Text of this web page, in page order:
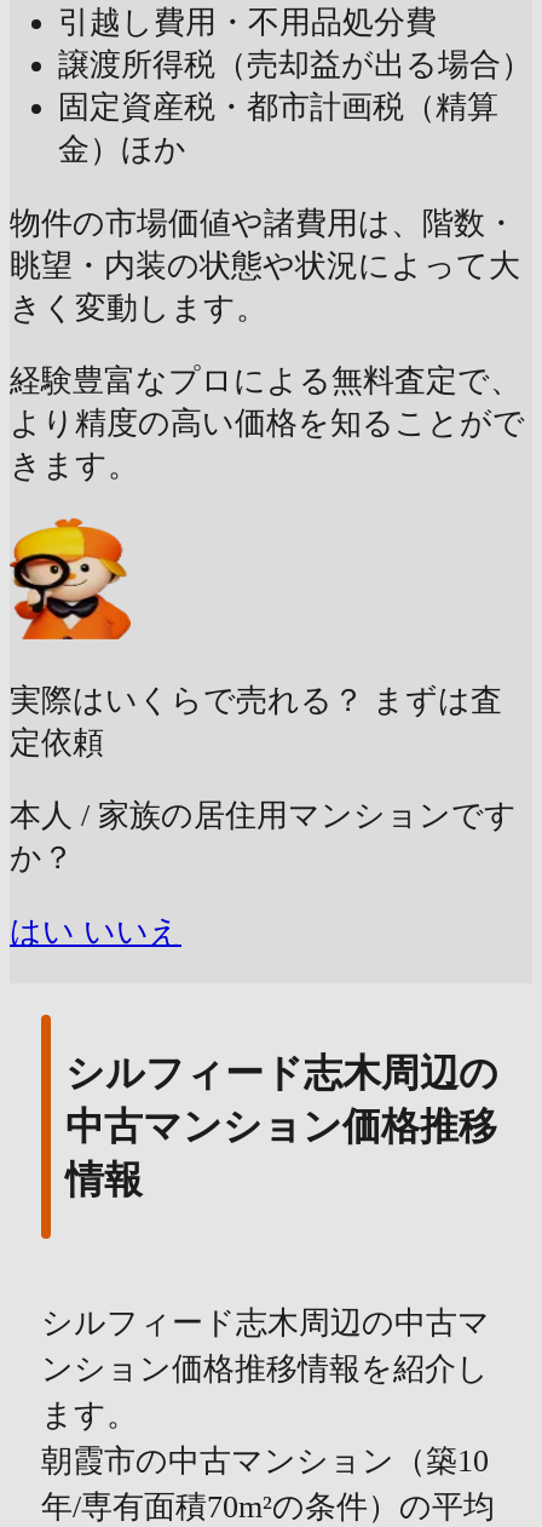
引越し費用・不用品処分費
譲渡所得税（売却益が出る場合）
固定資産税・都市計画税（精算
金）ほか
物件の市場価値や諸費用は、階数・
眺望・内装の状態や状況によって大
きく変動します。
経験豊富なプロによる無料査定で、
より精度の高い価格を知ることがで
きます。
実際はいくらで売れる？
まずは査
定依頼
本人 / 家族の居住用マンションです
か？
はい いいえ
シルフィード志木周辺の
中古マンション価格推移
情報
シルフィード志木周辺の中古マ
ンション価格推移情報を紹介し
ます。
朝霞市の中古マンション（築10
年/専有面積70m²の条件）の平均